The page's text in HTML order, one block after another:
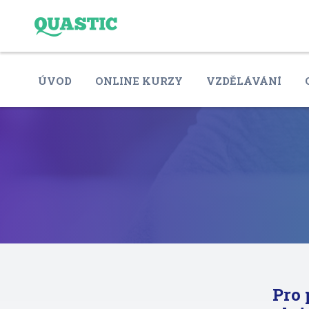
ÚVOD ONLINE KURZY VZDĚLÁVÁNÍ
Pro